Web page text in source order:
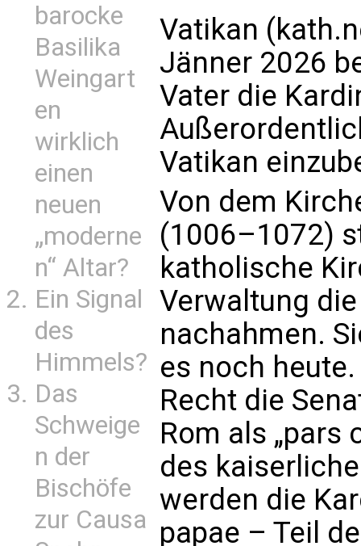
barocke
Basilika
Weingart
en
wirklich
einen
neuen
„moderne
n“ Altar?
Ein Signal
des
Himmels?
Das
Schweige
n der
Bischöfe
zur Causa
Vatikan
Jänner 2026
Vater die
Vatikan
Von dem
(1006–1072)
katholische
Verwaltung
nachahmen.
es noch
Recht die
Rom als
des
werden die
papae – Teil